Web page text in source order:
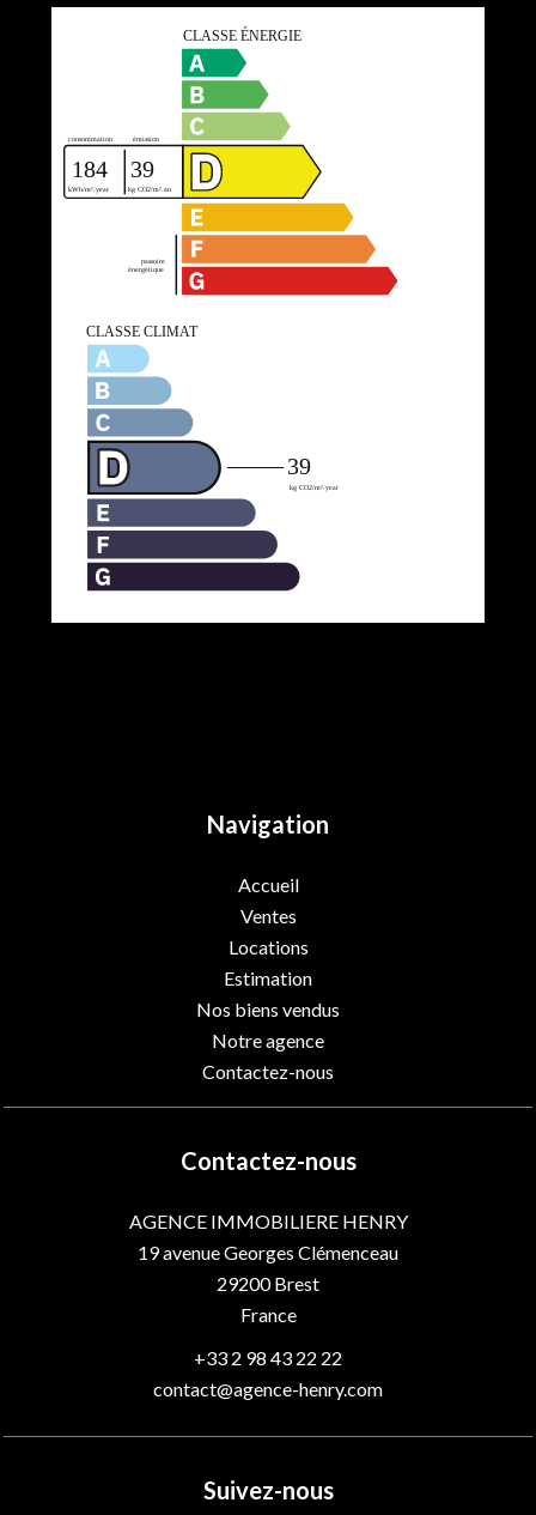
Navigation
Accueil
Ventes
Locations
Estimation
Nos biens vendus
Notre agence
Contactez-nous
Contactez-nous
AGENCE IMMOBILIERE HENRY
19 avenue Georges Clémenceau
29200Brest
France
+33 2 98 43 22 22
contact@agence-henry.com
Suivez-nous